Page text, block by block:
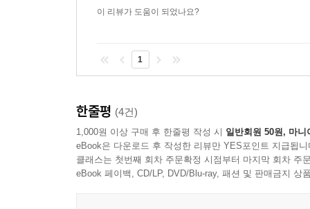
카메라 숏의 구축
카메라 앵글
카메라의 조작
고정 숏
이 리뷰가 도움이 되었나요?
1
한줄평 (4건)
1,000원 이상 구매 후 한줄평 작성 시 일반회원 50원, 마니
eBook은 다운로드 후 작성한 리뷰만 YES포인트 지급됩니
클래스는 첫번째 회차 주문확정 시점부터 마지막 회차 주
eBook 페이백, CD/LP, DVD/Blu-ray, 패션 및 판매금지 상